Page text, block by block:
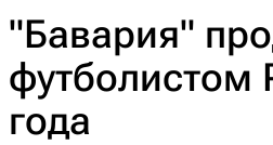
"Бавария"
футболистом
года